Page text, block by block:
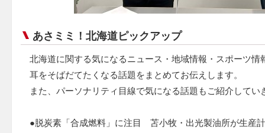
あさミミ！北海道ピックアップ
北海道に関する気になるニュース・地域情報・スポーツ情
耳をそばだてたくなる話題をまとめてお伝えします。
また、パーソナリティ目線で気になる話題もご紹介してい
●脱炭素「合成燃料」に注目 苫小牧・出光製油所が生産